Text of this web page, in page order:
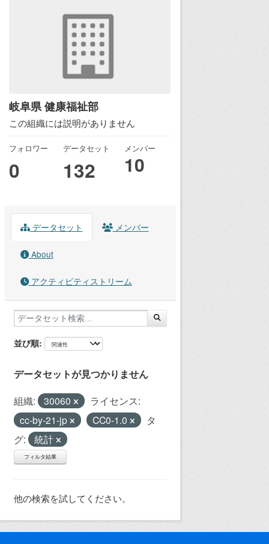
岐阜県 健康福祉部
この組織には説明がありません
フォロワー
0
データセット
132
メンバー
10
データセット メンバー
About
アクティビティストリーム
並び順
データセットが見つかりません
組織: 30060
ライセンス:
cc-by-21-jp
CC0-1.0
タ
グ:
統計
フィルタ結果
他の検索を試してください。